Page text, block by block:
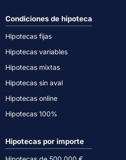
Condiciones de hipoteca
Hipotecas fijas
Hipotecas variables
Hipotecas mixtas
Hipotecas sin aval
Hipotecas online
Hipotecas 100%
Hipotecas por importe